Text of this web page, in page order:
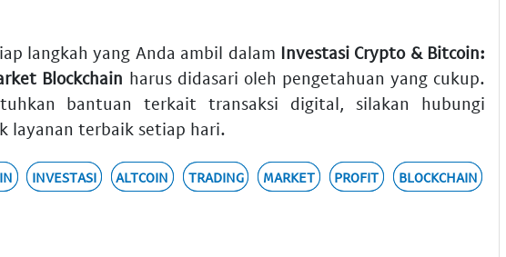
langkah yang Anda ambil dalam Investasi Crypto & Bitcoin:
Blockchain harus didasari oleh pengetahuan yang cukup.
bantuan terkait transaksi digital, silakan hubungi
layanan terbaik setiap hari.
INVESTASI ALTCOIN TRADING MARKET PROFIT BLOCKCHAIN